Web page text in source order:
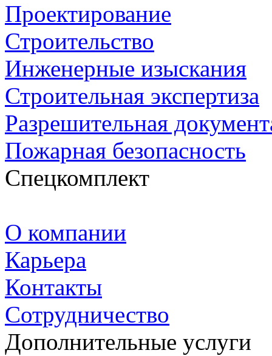
Проектирование
Строительство
Инженерные изыскания
Строительная экспертиза
Разрешительная
Пожарная безопасность
Спецкомплект
О компании
Карьера
Контакты
Сотрудничество
Дополнительные услуги